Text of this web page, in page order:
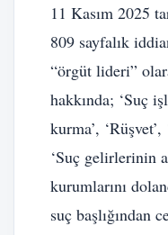
11 Kasım 2025
809 sayfalık
“örgüt lideri”
hakkında; ‘Suç
kurma’, ‘Rüşvet’,
‘Suç gelirlerinin
kurumlarını
suç başlığından